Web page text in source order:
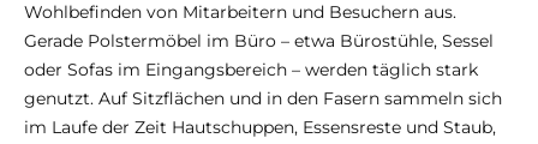
Wohlbefinden von Mitarbeitern und Besuchern aus.
Gerade Polstermöbel im Büro – etwa Bürostühle, Sessel
oder Sofas im Eingangsbereich – werden täglich stark
genutzt. Auf Sitzflächen und in den Fasern sammeln sich
im Laufe der Zeit Hautschuppen, Essensreste und Staub,